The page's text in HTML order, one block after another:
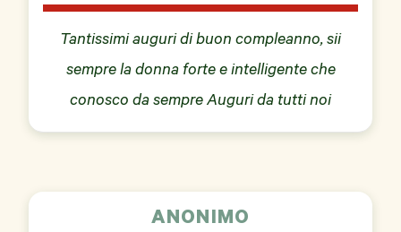
Tantissimi auguri di buon compleanno, sii
sempre la donna forte e intelligente che
conosco da sempre Auguri da tutti noi
ANONIMO